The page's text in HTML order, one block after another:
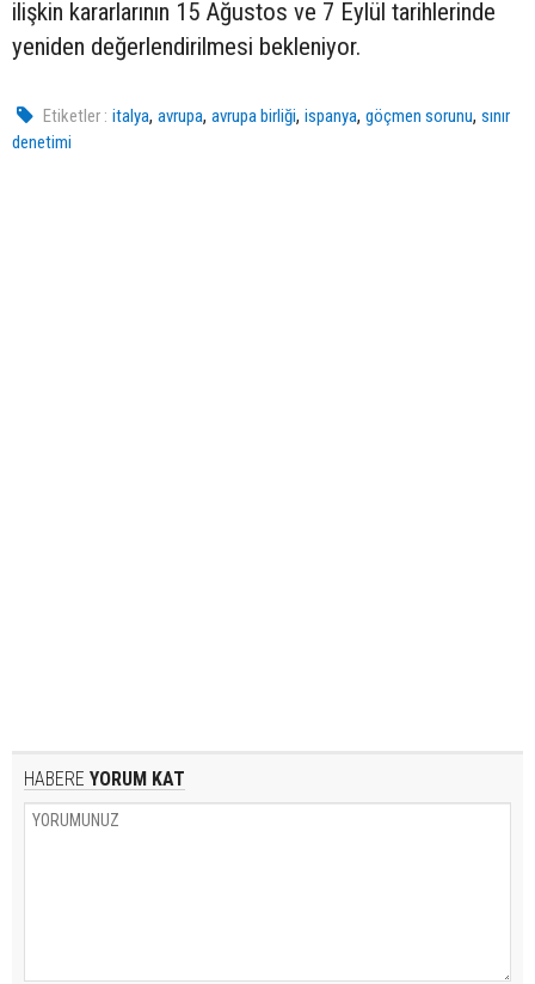
ilişkin kararlarının 15 Ağustos ve 7 Eylül tarihlerinde
yeniden değerlendirilmesi bekleniyor.
Etiketler : italya,avrupa,avrupa birliği,ispanya,göçmen sorunu,sınır
denetimi
HABERE YORUM KAT